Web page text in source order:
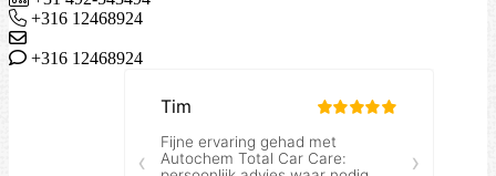
+316 12468924
+316 12468924